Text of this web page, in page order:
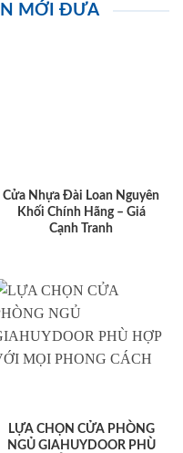
MỚI ĐƯA
Cửa Nhựa Đài Loan Nguyên
Khối Chính Hãng – Giá
Cạnh Tranh
LỰA CHỌN CỬA PHÒNG
NGỦ GIAHUYDOOR PHÙ